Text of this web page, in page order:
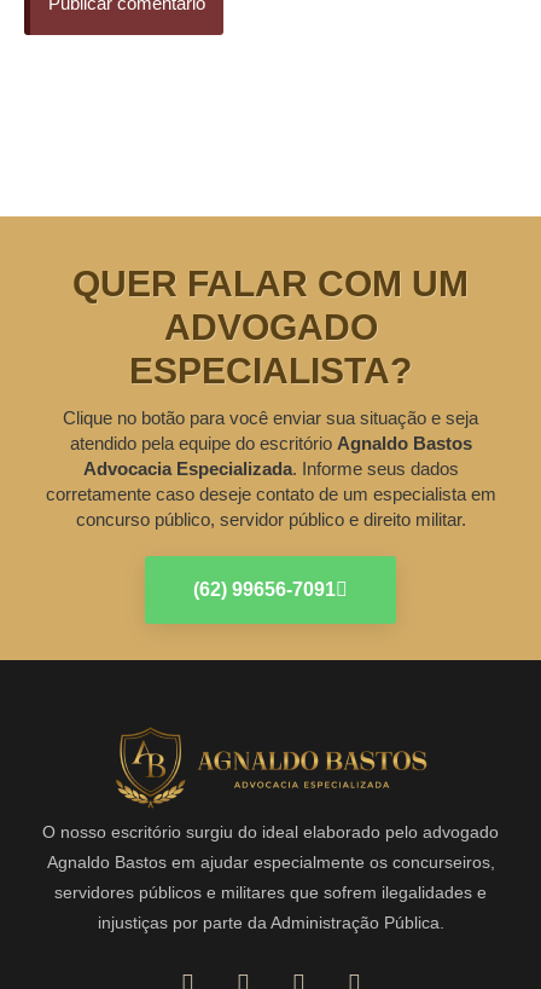
QUER FALAR COM UM
ADVOGADO
ESPECIALISTA?
Clique no botão para você enviar sua situação e seja
atendido pela equipe do escritório Agnaldo Bastos
Advocacia Especializada. Informe seus dados
corretamente caso deseje contato de um especialista em
concurso público, servidor público e direito militar.
(62) 99656-7091
O nosso escritório surgiu do ideal elaborado pelo advogado
Agnaldo Bastos em ajudar especialmente os concurseiros,
servidores públicos e militares que sofrem ilegalidades e
injustiças por parte da Administração Pública.